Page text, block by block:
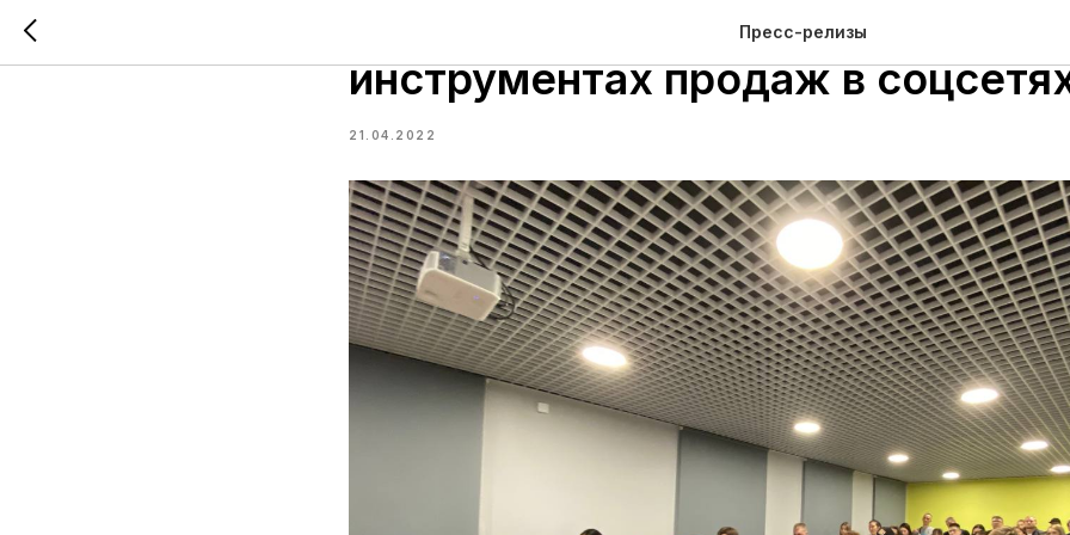
Пресс-релизы
SMM-специалист рассказала об
инструментах продаж в
21.04.2022